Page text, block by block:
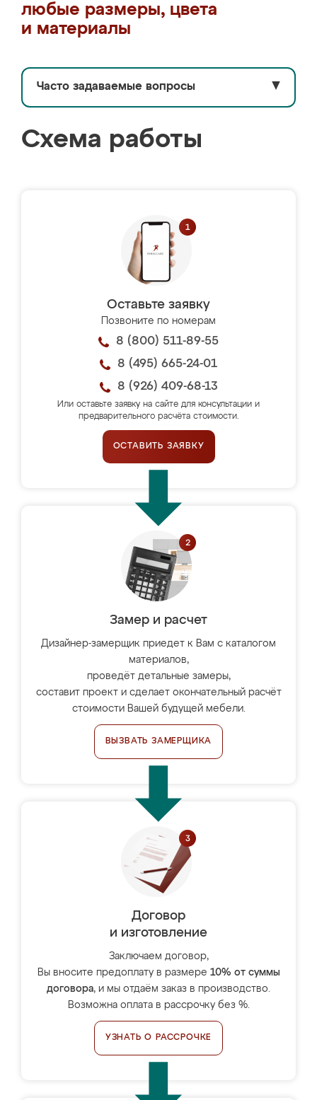
любые размеры, цвета
и материалы
Часто задаваемые вопросы ▼
Схема работы
Оставьте заявку
Позвоните по номерам
8 (800) 511-89-55
8 (495) 665-24-01
8 (926) 409-68-13
Или оставьте заявку на сайте для консультации и
предварительного расчёта стоимости.
ОСТАВИТЬ ЗАЯВКУ
Замер и расчет
Дизайнер-замерщик приедет к Вам с каталогом
материалов,
проведёт детальные замеры,
составит проект и сделает окончательный расчёт
стоимости Вашей будущей мебели.
ВЫЗВАТЬ ЗАМЕРЩИКА
Договор
и изготовление
Заключаем договор,
Вы вносите предоплату в размере 10% от суммы
договора, и мы отдаём заказ в производство.
Возможна оплата в рассрочку без %.
УЗНАТЬ О РАССРОЧКЕ